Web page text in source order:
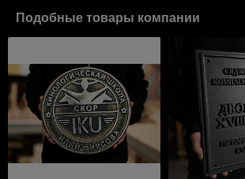
Подобные товары компании